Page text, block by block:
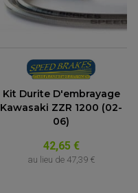
Kit Durite D'embrayage
Kawasaki ZZR 1200 (02-
06)
42,65 €
au lieu de 47,39 €